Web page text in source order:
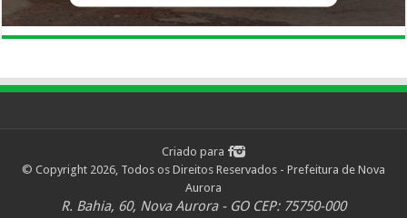
Criado para
© Copyright 2026, Todos os Direitos Reservados - Prefeitura de Nova
Aurora
R. Bahia, 60, Nova Aurora - GO CEP: 75750-000